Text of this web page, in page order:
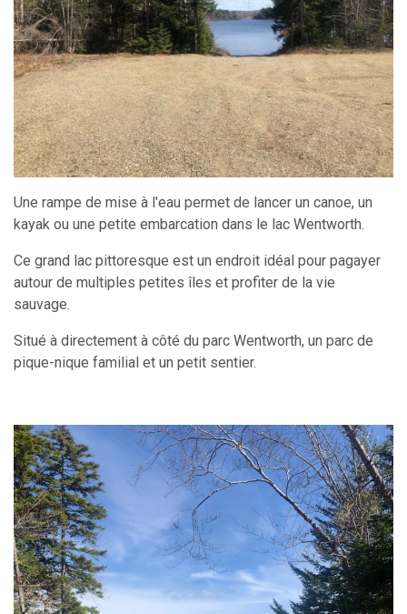
Une rampe de mise à l'eau permet de lancer un canoe, un
kayak ou une petite embarcation dans le lac Wentworth.
Ce grand lac pittoresque est un endroit idéal pour pagayer
autour de multiples petites îles et profiter de la vie
sauvage.
Situé à directement à côté du parc Wentworth, un parc de
pique-nique familial et un petit sentier.